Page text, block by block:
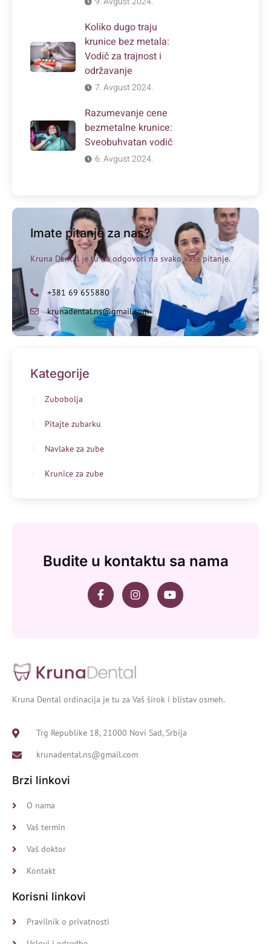
Koliko dugo traju
krunice bez metala:
Vodič za trajnost i
održavanje
7. Avgust 2024.
Razumevanje cene
bezmetalne krunice:
Sveobuhvatan vodič
6. Avgust 2024.
Imate pitanje za nas?
Kruna Dental je tu da odgovori na svako vaše pitanje.
+381 69 655880
krunadental.ns@gmail.com
Kategorije
Zubobolja
Pitajte zubarku
Navlake za zube
Krunice za zube
Budite u kontaktu sa nama
Kruna Dental ordinacija je tu za Vaš širok i blistav osmeh.
Trg Republike 18, 21000 Novi Sad, Srbija
krunadental.ns@gmail.com
Brzi linkovi
O nama
Vaš termin
Vaš doktor
Kontakt
Korisni linkovi
Pravilnik o privatnosti